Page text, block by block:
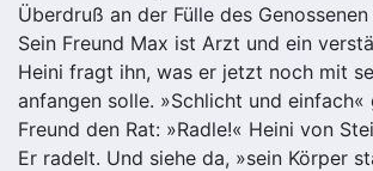
Überdruß an der Fülle des
Sein Freund Max ist Arzt und ein
Heini fragt ihn, was er jetzt noch mit
anfangen solle. »Schlicht und
Freund den Rat: »Radle!« Heini von
Er radelt. Und siehe da, »sein Körper